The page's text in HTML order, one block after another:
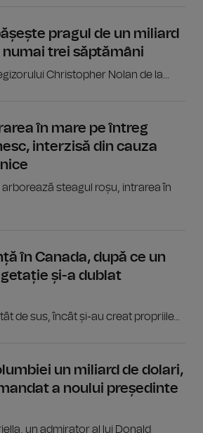
pragul de un miliard
numai trei săptămâni
Christopher Nolan de la...
în mare pe întreg
interzisă din cauza
steagul roșu, intrarea în
în Canada, după ce un
și-a dublat
de sus, încât și-au creat propriile...
un miliard de dolari,
a noului președinte
un admirator al lui Donald